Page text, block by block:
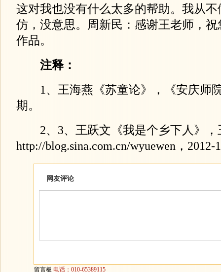
这对我也没有什么太多的帮助。我从
仿，没意思。周新民：感谢王老师，
作品。
注释：
1、王海燕《苏童论》，《安庆师院
期。
2、3、王跃文《我是个乡下人》，
http://blog.sina.com.cn/wyuewen，2012-
网友评论
留言板 电话：010-65389115